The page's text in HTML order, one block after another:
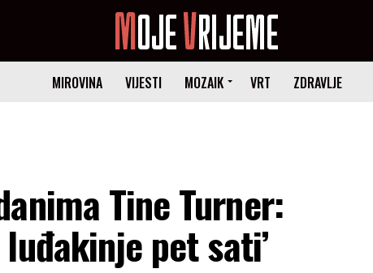
MIROVINA VIJESTI MOZAIK VRT ZDRAVLJE
Tine Turner:
pet sati’